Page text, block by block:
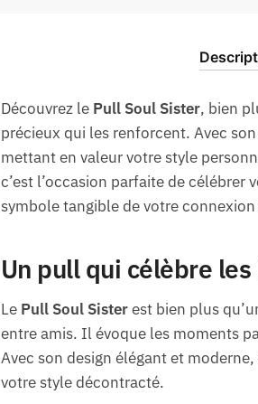
Découvrez le Pull Soul Sister, bien
précieux qui les renforcent. Avec
mettant en valeur votre style
c’est l’occasion parfaite de
symbole tangible de votre
Un pull qui célèbre les
Le Pull Soul Sisterest bien plus
entre amis. Il évoque les moments
Avec son design élégant et
votre style décontracté.